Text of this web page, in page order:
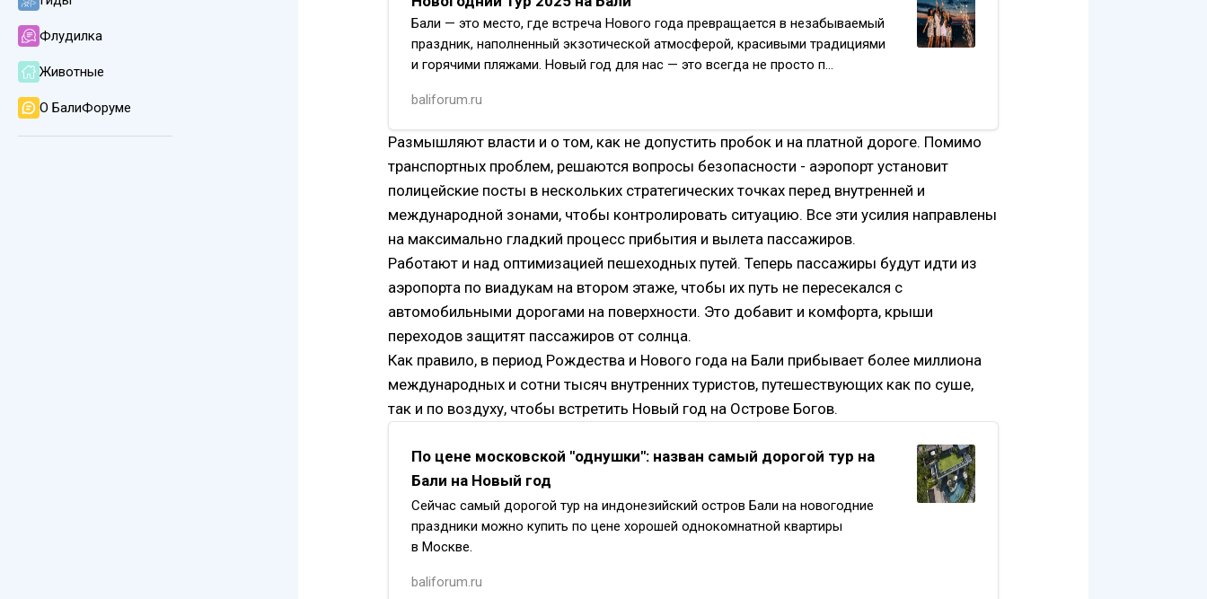
Бали — это место, где встреча Нового года превращается в незабываемый
праздник, наполненный экзотической атмосферой, красивыми традициями
и горячими пляжами. Новый год для нас — это всегда не просто п…
baliforum.ru
Размышляют власти и о том, как не допустить пробок и на платной дороге. Помимо
транспортных проблем, решаются вопросы безопасности - аэропорт установит
полицейские посты в нескольких стратегических точках перед внутренней и
международной зонами, чтобы контролировать ситуацию. Все эти усилия направлены
на максимально гладкий процесс прибытия и вылета пассажиров.
Работают и над оптимизацией пешеходных путей. Теперь пассажиры будут идти из
аэропорта по виадукам на втором этаже, чтобы их путь не пересекался с
автомобильными дорогами на поверхности. Это добавит и комфорта, крыши
переходов защитят пассажиров от солнца.
Как правило, в период Рождества и Нового года на Бали прибывает более миллиона
международных и сотни тысяч внутренних туристов, путешествующих как по суше,
так и по воздуху, чтобы встретить Новый год на Острове Богов.
По цене московской "однушки": назван самый дорогой тур на
Бали на Новый год
Сейчас самый дорогой тур на индонезийский остров Бали на новогодние
праздники можно купить по цене хорошей однокомнатной квартиры
в Москве.
предложения (по состоянию на 14 сентября 2024 года) пока нет.
baliforum.ru
Флудилка
Животные
О БалиФоруме